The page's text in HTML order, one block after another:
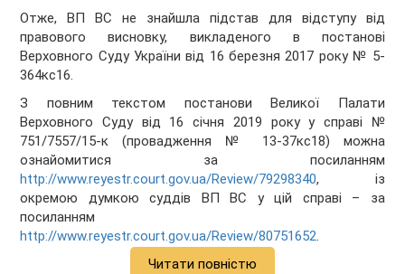
Отже, ВП ВС не знайшла підстав для відступу від
правового висновку, викладеного в постанові
Верховного Суду України від 16 березня 2017 року № 5-
364кс16.
З повним текстом постанови Великої Палати
Верховного Суду від 16 січня 2019 року у справі №
751/7557/15-к (провадження № 13-37кс18) можна
ознайомитися за посиланням
http://www.reyestr.court.gov.ua/Review/79298340, із
окремою думкою суддів ВП ВС у цій справі – за
посиланням
http://www.reyestr.court.gov.ua/Review/80751652.
Читати повністю